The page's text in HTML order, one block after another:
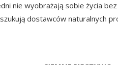
nie wyobrażają sobie życia bez
dostawców naturalnych